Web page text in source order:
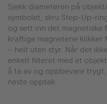
Sjekk diameteren på
symbolet, skru Step-Up-
og sett inn det
kraftige magnetene
– helt uten styr. Når det
enkelt filteret med et
å ta av og oppbevare
neste opptak.